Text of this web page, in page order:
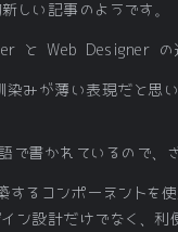
しい記事のようです。
と Web Designer の
みが薄い表現だと思
書かれているので、
るコンポーネントを
ン設計だけでなく、利